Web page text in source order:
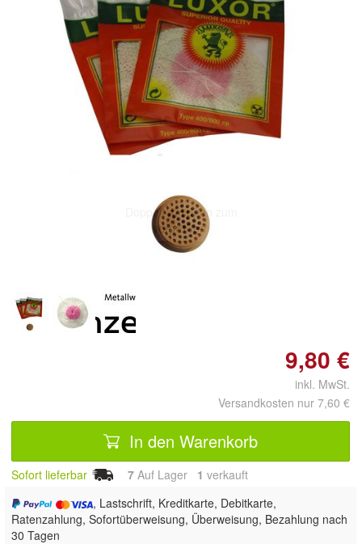
Doppelt antippen zum
vergrößern
9,80 €
inkl. MwSt.
Versandkosten nur 7,60 €
In den Warenkorb
Sofort lieferbar 7 Auf Lager 1 verkauft
, Lastschrift, Kreditkarte, Debitkarte,
Ratenzahlung, Sofortüberweisung, Überweisung, Bezahlung nach
30 Tagen